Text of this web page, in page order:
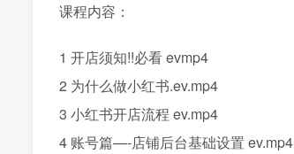
课程内容：
1 开店须知!!必看 evmp4
2 为什么做小红书.ev.mp4
3 小红书开店流程 ev.mp4
4 账号篇—-店铺后台基础设置 ev.mp4